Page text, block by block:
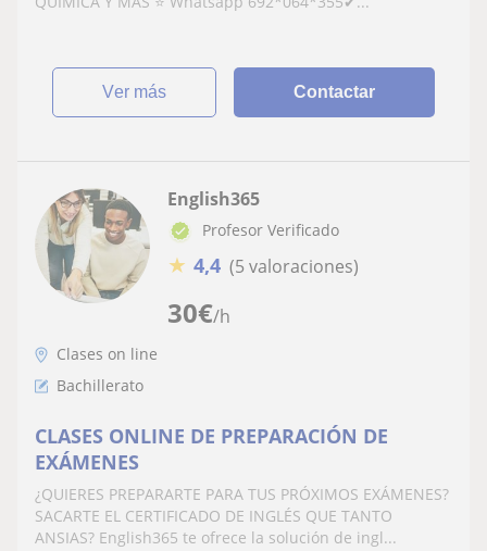
ver más Contactar
30€/h
English365
Profesor Verificado
★ 4,4 (5 valoraciones)
Clases on line
Bachillerato
CLASES ONLINE DE PREPARACIÓN DE
EXÁMENES
¿QUIERES PREPARARTE PARA TUS PRÓXIMOS EXÁMENES?
SACARTE EL CERTIFICADO DE INGLÉS QUE TANTO
ANSIAS? English365 te ofrece la solución de ingl...